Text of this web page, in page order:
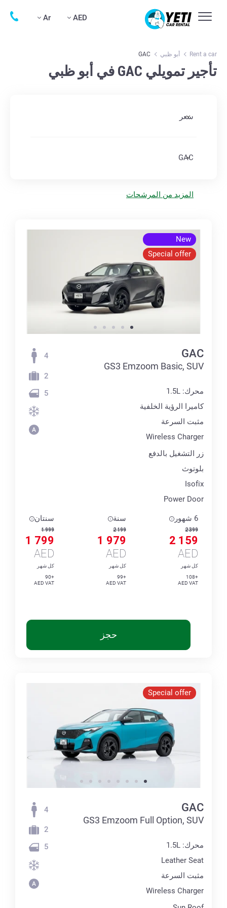
AED
Ar
Rent a car أبو ظبي GAC
تأجير تمويلي GAC في أبو ظبي
سعر
GAC
المزيد من المرشحات
New
Special offer
GAC
GS3 Emzoom Basic, SUV
محرك: 1.5L
كاميرا الرؤية الخلفية
مثبت السرعة
Wireless Charger
زر التشغيل بالدفع
بلوتوث
Isofix
Power Door
4
2
5
6 شهور
2 399
2 159
AED
كل شهر
+108
AED VAT
سنة
2 199
1 979
AED
كل شهر
+99
AED VAT
سنتان
1 999
1 799
AED
كل شهر
+90
AED VAT
حجز
Special offer
GAC
GS3 Emzoom Full Option, SUV
محرك: 1.5L
Leather Seat
مثبت السرعة
Wireless Charger
4
2
5